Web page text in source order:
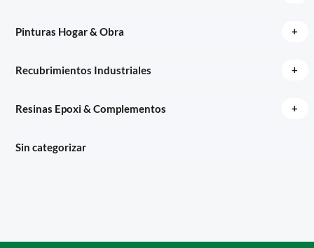
Pinturas Hogar & Obra +
Recubrimientos Industriales +
Resinas Epoxi & Complementos +
Sin categorizar